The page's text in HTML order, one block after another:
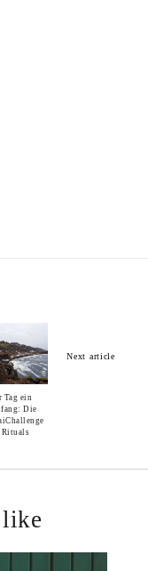
Next article
Tag ein
Die
Rituals
like